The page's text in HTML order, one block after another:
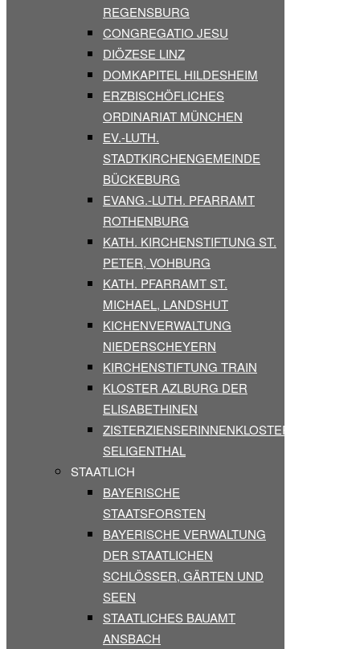
REGENSBURG
CONGREGATIO JESU
DIÖZESE LINZ
DOMKAPITEL HILDESHEIM
ERZBISCHÖFLICHES
ORDINARIAT MÜNCHEN
EV.-LUTH.
STADTKIRCHENGEMEINDE
BÜCKEBURG
EVANG.-LUTH. PFARRAMT
ROTHENBURG
KATH. KIRCHENSTIFTUNG ST.
PETER, VOHBURG
KATH. PFARRAMT ST.
MICHAEL, LANDSHUT
KICHENVERWALTUNG
NIEDERSCHEYERN
KIRCHENSTIFTUNG TRAIN
KLOSTER AZLBURG DER
ELISABETHINEN
ZISTERZIENSERINNENKLOSTER
SELIGENTHAL
STAATLICH
BAYERISCHE
STAATSFORSTEN
BAYERISCHE VERWALTUNG
DER STAATLICHEN
SCHLÖSSER, GÄRTEN UND
SEEN
STAATLICHES BAUAMT
ANSBACH